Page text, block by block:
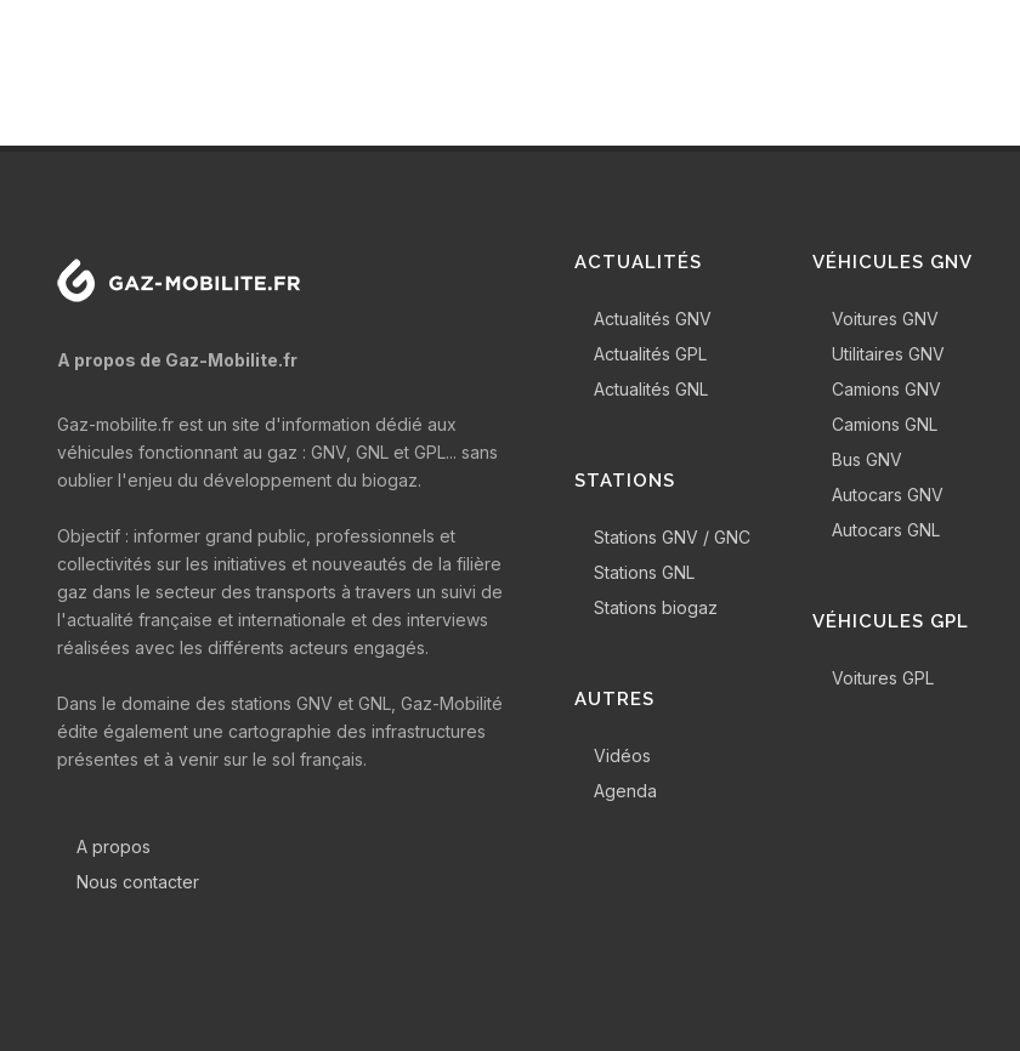
A propos de Gaz-Mobilite.fr
Gaz-mobilite.fr est un site d'information dédié aux
véhicules fonctionnant au gaz : GNV, GNL et GPL... sans
oublier l'enjeu du développement du biogaz.
Objectif : informer grand public, professionnels et
collectivités sur les initiatives et nouveautés de la filière
gaz dans le secteur des transports à travers un suivi de
l'actualité française et internationale et des interviews
réalisées avec les différents acteurs engagés.
Dans le domaine des stations GNV et GNL, Gaz-Mobilité
édite également une cartographie des infrastructures
présentes et à venir sur le sol français.
A propos
Nous contacter
ACTUALITÉS
Actualités GNV
Actualités GPL
Actualités GNL
STATIONS
Stations GNV / GNC
Stations GNL
Stations biogaz
AUTRES
Vidéos
Agenda
VÉHICULES GNV
Voitures GNV
Utilitaires GNV
Camions GNV
Camions GNL
Bus GNV
Autocars GNV
Autocars GNL
VÉHICULES GPL
Voitures GPL